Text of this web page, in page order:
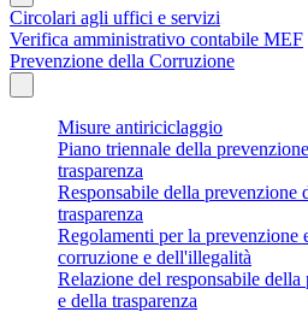
Circolari agli uffici e servizi
Verifica amministrativo contabile MEF
Prevenzione della Corruzione
Misure antiriciclaggio
Piano triennale della
trasparenza
Responsabile della prevenzione
trasparenza
Regolamenti per la prevenzione
corruzione e dell'illegalità
Relazione del responsabile
e della trasparenza